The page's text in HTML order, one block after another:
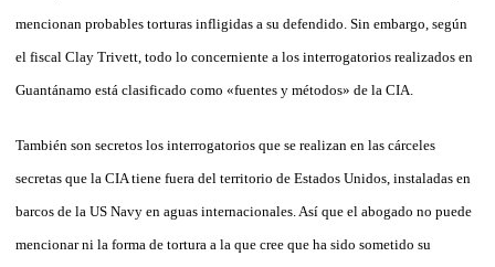
mencionan probables torturas infligidas a su defendido. Sin embargo, según
el fiscal Clay Trivett, todo lo concerniente a los interrogatorios realizados en
Guantánamo está clasificado como «fuentes y métodos» de la CIA.
También son secretos los interrogatorios que se realizan en las cárceles
secretas que la CIA tiene fuera del territorio de Estados Unidos, instaladas en
barcos de la US Navy en aguas internacionales. Así que el abogado no puede
mencionar ni la forma de tortura a la que cree que ha sido sometido su